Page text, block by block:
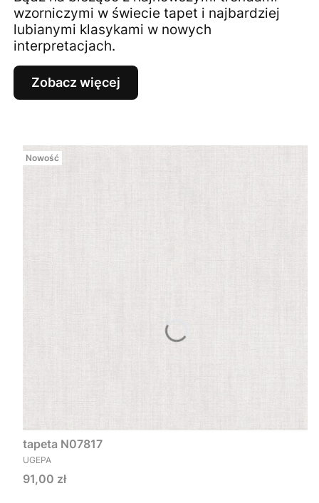
wzorniczymi w świecie tapet i najbardziej
lubianymi klasykami w nowych
interpretacjach.
Zobacz więcej
Nowość
tapeta N07817
PRODUCENT
UGEPA
Cena
91,00 zł